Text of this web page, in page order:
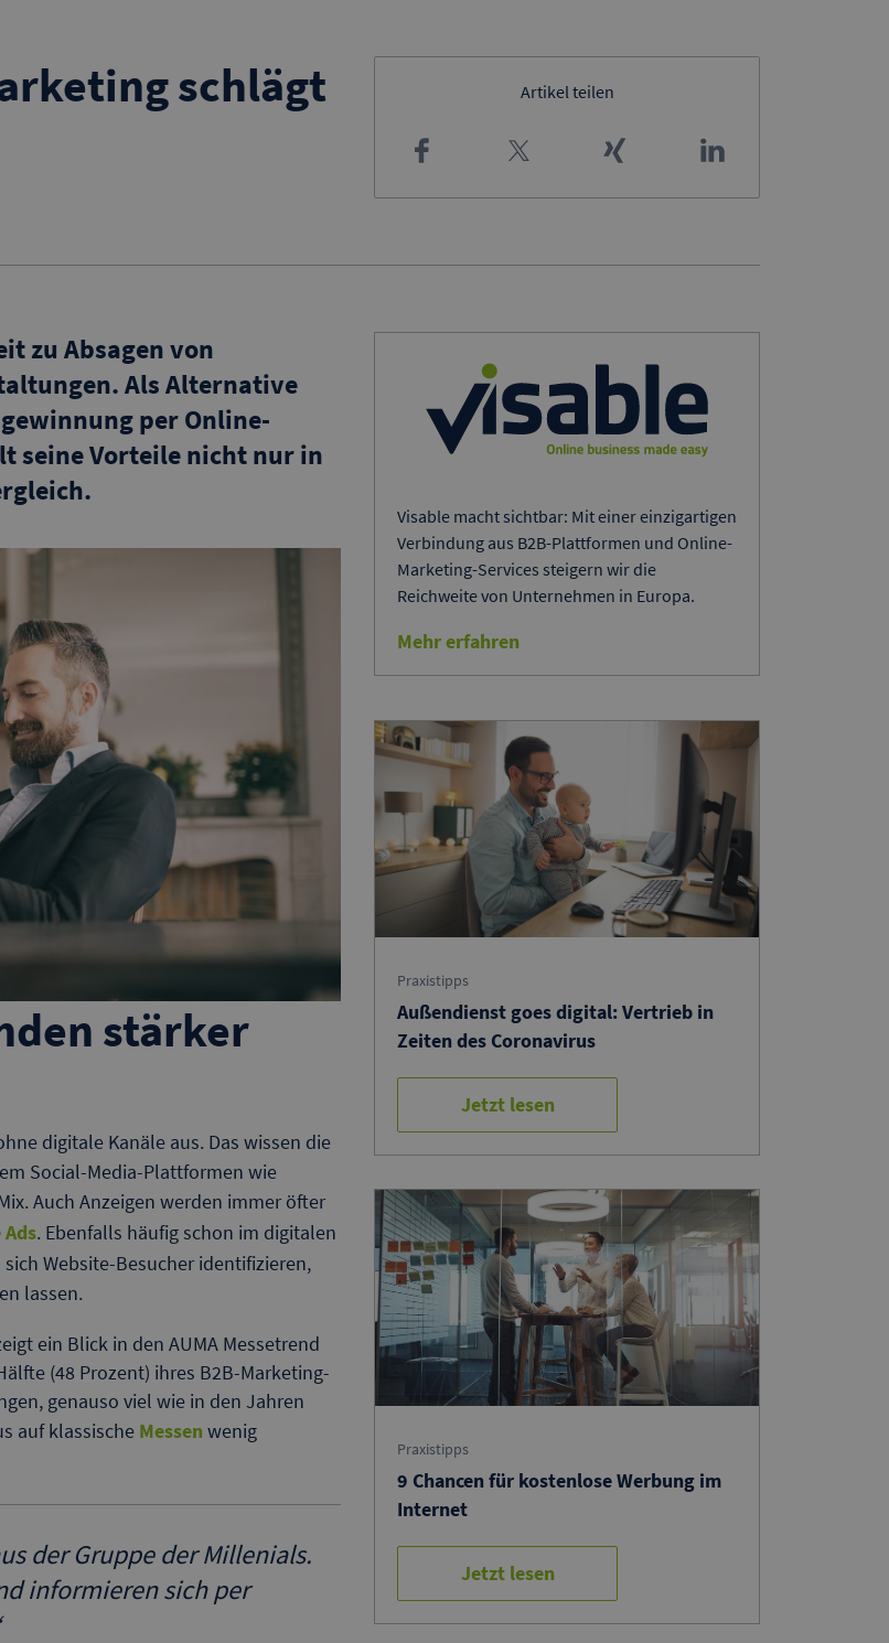
schlägt
Artikel teilen
zu Absagen von
Als Alternative
per Online-
seine Vorteile nicht nur in
stärker
digitale Kanäle aus. Das wissen die
Social-Media-Plattformen wie
Auch Anzeigen werden immer öfter
Ads. Ebenfalls häufig schon im digitalen
Website-Besucher identifizieren,
lassen.
ein Blick in den AUMA Messetrend
(48 Prozent) ihres B2B-Marketing-
genauso viel wie in den Jahren
auf klassische Messenwenig
der Gruppe der Millenials.
informieren sich per
Visable macht sichtbar: Mit einer einzigartigen
Verbindung aus B2B-Plattformen und Online-
Marketing-Services steigern wir die
Reichweite von Unternehmen in Europa.
Mehr erfahren
Praxistipps
Außendienst goes digital: Vertrieb in
Zeiten des Coronavirus
Jetzt lesen
Praxistipps
9 Chancen für kostenlose Werbung im
Internet
Jetzt lesen